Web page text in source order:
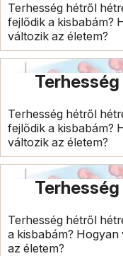
Terhesség hétről
fejlődik a kisbabám?
változik az életem?
Terhesség hétről
fejlődik a kisbabám?
változik az életem?
Terhesség hétről
a kisbabám?
az életem?